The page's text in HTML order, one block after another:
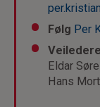
Følg Per
Eldar
Hans